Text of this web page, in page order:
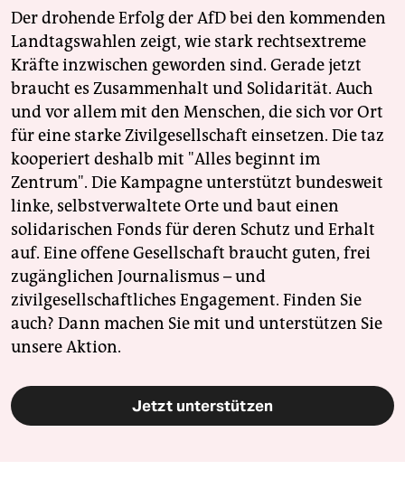
Der drohende Erfolg der AfD bei den kommenden
Landtagswahlen zeigt, wie stark rechtsextreme
Kräfte inzwischen geworden sind. Gerade jetzt
braucht es Zusammenhalt und Solidarität. Auch
und vor allem mit den Menschen, die sich vor Ort
für eine starke Zivilgesellschaft einsetzen. Die taz
kooperiert deshalb mit "Alles beginnt im
Zentrum". Die Kampagne unterstützt bundesweit
linke, selbstverwaltete Orte und baut einen
solidarischen Fonds für deren Schutz und Erhalt
auf. Eine offene Gesellschaft braucht guten, frei
zugänglichen Journalismus – und
zivilgesellschaftliches Engagement. Finden Sie
auch? Dann machen Sie mit und unterstützen Sie
unsere Aktion.
Jetzt unterstützen